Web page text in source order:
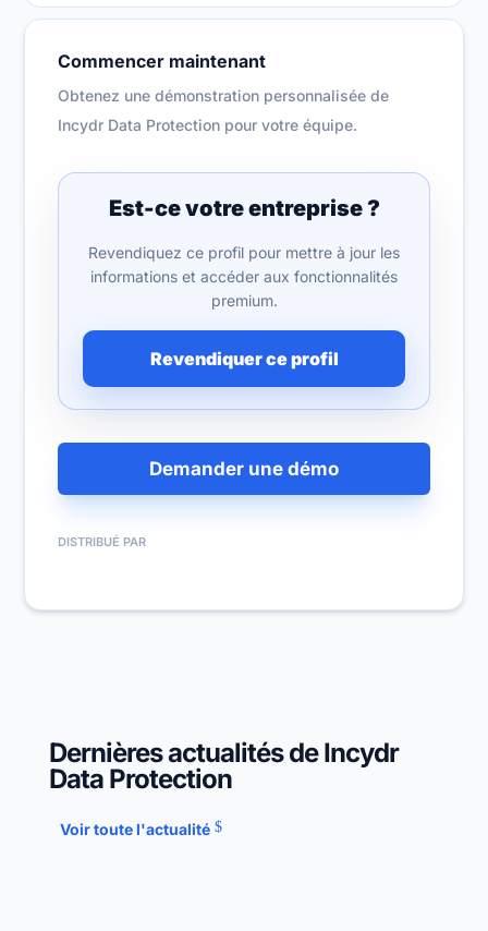
Commencer maintenant
Obtenez une démonstration personnalisée de
Incydr Data Protection pour votre équipe.
Est-ce votre entreprise ?
Revendiquez ce profil pour mettre à jour les
informations et accéder aux fonctionnalités
premium.
Revendiquer ce profil
Demander une démo
DISTRIBUÉ PAR
Dernières actualités de Incydr
Data Protection
Voir toute l'actualité